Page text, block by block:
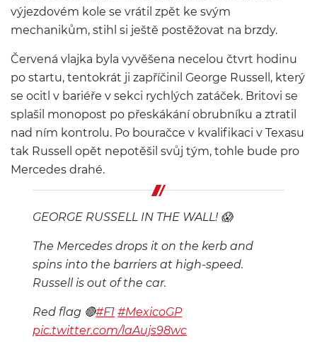
výjezdovém kole se vrátil zpět ke svým
mechanikům, stihl si ještě postěžovat na brzdy.
Červená vlajka byla vyvěšena necelou čtvrt hodinu
po startu, tentokrát ji zapříčinil George Russell, který
se ocitl v bariéře v sekci rychlých zatáček. Britovi se
splašil monopost po přeskákání obrubníku a ztratil
nad ním kontrolu. Po bouračce v kvalifikaci v Texasu
tak Russell opět nepotěšil svůj tým, tohle bude pro
Mercedes drahé.
GEORGE RUSSELL IN THE WALL! 😱
The Mercedes drops it on the kerb and
spins into the barriers at high-speed.
Russell is out of the car.
Red flag 🔴#F1 #MexicoGP
pic.twitter.com/laAujs98wc